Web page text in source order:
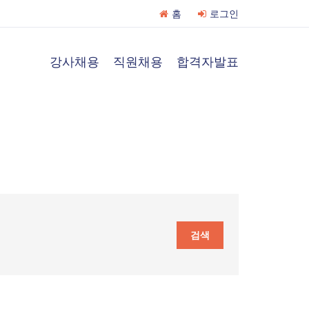
홈 로그인
강사채용 직원채용 합격자발표
검색